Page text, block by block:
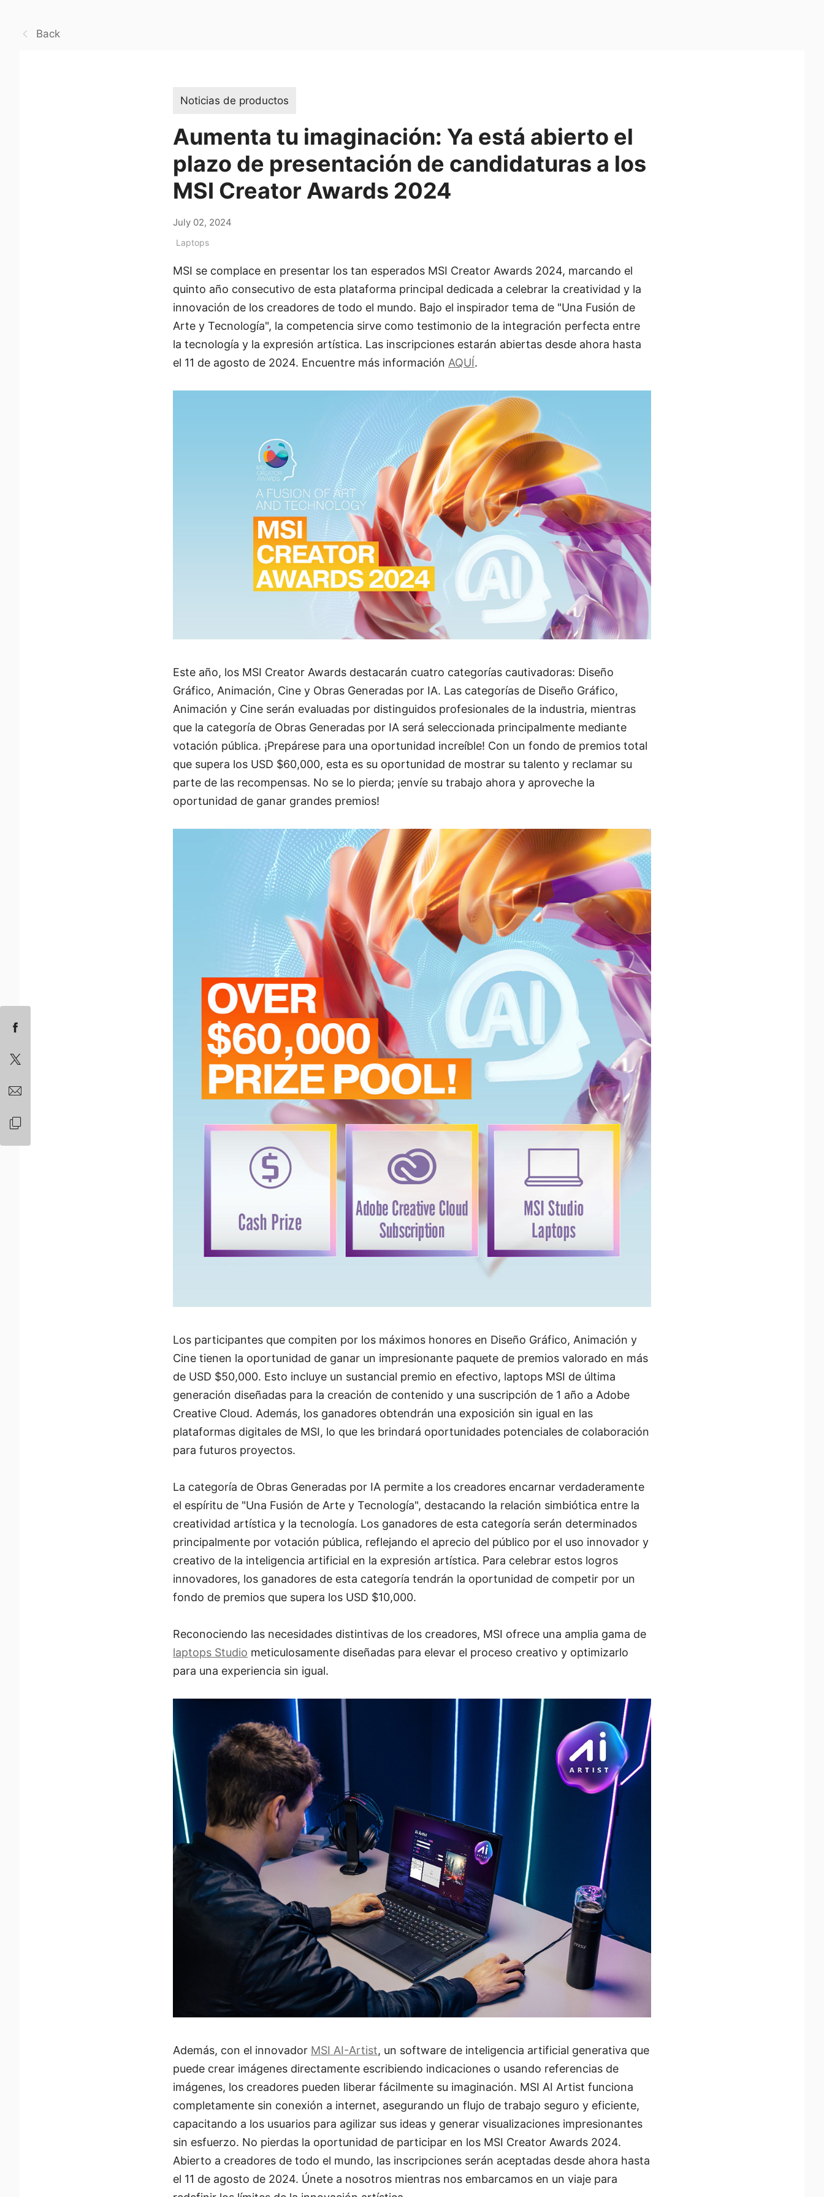
Back
Noticias de productos
Aumenta tu imaginación: Ya está abierto el
plazo de presentación de candidaturas a los
MSI Creator Awards 2024
July 02, 2024
Laptops
MSI se complace en presentar los tan esperados MSI Creator Awards 2024, marcando el
quinto año consecutivo de esta plataforma principal dedicada a celebrar la creatividad y la
innovación de los creadores de todo el mundo. Bajo el inspirador tema de "Una Fusión de
Arte y Tecnología", la competencia sirve como testimonio de la integración perfecta entre
la tecnología y la expresión artística. Las inscripciones estarán abiertas desde ahora hasta
el 11 de agosto de 2024. Encuentre más información AQUÍ.
Este año, los MSI Creator Awards destacarán cuatro categorías cautivadoras: Diseño
Gráfico, Animación, Cine y Obras Generadas por IA. Las categorías de Diseño Gráfico,
Animación y Cine serán evaluadas por distinguidos profesionales de la industria, mientras
que la categoría de Obras Generadas por IA será seleccionada principalmente mediante
votación pública. ¡Prepárese para una oportunidad increíble! Con un fondo de premios total
que supera los USD $60,000, esta es su oportunidad de mostrar su talento y reclamar su
parte de las recompensas. No se lo pierda; ¡envíe su trabajo ahora y aproveche la
oportunidad de ganar grandes premios!
Los participantes que compiten por los máximos honores en Diseño Gráfico, Animación y
Cine tienen la oportunidad de ganar un impresionante paquete de premios valorado en más
de USD $50,000. Esto incluye un sustancial premio en efectivo, laptops MSI de última
generación diseñadas para la creación de contenido y una suscripción de 1 año a Adobe
Creative Cloud. Además, los ganadores obtendrán una exposición sin igual en las
plataformas digitales de MSI, lo que les brindará oportunidades potenciales de colaboración
para futuros proyectos.
La categoría de Obras Generadas por IA permite a los creadores encarnar verdaderamente
el espíritu de "Una Fusión de Arte y Tecnología", destacando la relación simbiótica entre la
creatividad artística y la tecnología. Los ganadores de esta categoría serán determinados
principalmente por votación pública, reflejando el aprecio del público por el uso innovador y
creativo de la inteligencia artificial en la expresión artística. Para celebrar estos logros
innovadores, los ganadores de esta categoría tendrán la oportunidad de competir por un
fondo de premios que supera los USD $10,000.
Reconociendo las necesidades distintivas de los creadores, MSI ofrece una amplia gama de
laptops Studio meticulosamente diseñadas para elevar el proceso creativo y optimizarlo
para una experiencia sin igual.
Además, con el innovador MSI AI-Artist, un software de inteligencia artificial generativa que
puede crear imágenes directamente escribiendo indicaciones o usando referencias de
imágenes, los creadores pueden liberar fácilmente su imaginación. MSI AI Artist funciona
completamente sin conexión a internet, asegurando un flujo de trabajo seguro y eficiente,
capacitando a los usuarios para agilizar sus ideas y generar visualizaciones impresionantes
sin esfuerzo. No pierdas la oportunidad de participar en los MSI Creator Awards 2024.
Abierto a creadores de todo el mundo, las inscripciones serán aceptadas desde ahora hasta
el 11 de agosto de 2024. Únete a nosotros mientras nos embarcamos en un viaje para